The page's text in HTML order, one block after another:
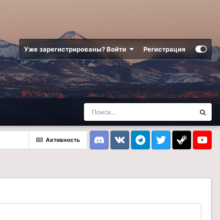
Уже зарегистрированы? Войти Регистрация
Активность
DiscordVK TelegramTwitter Steam